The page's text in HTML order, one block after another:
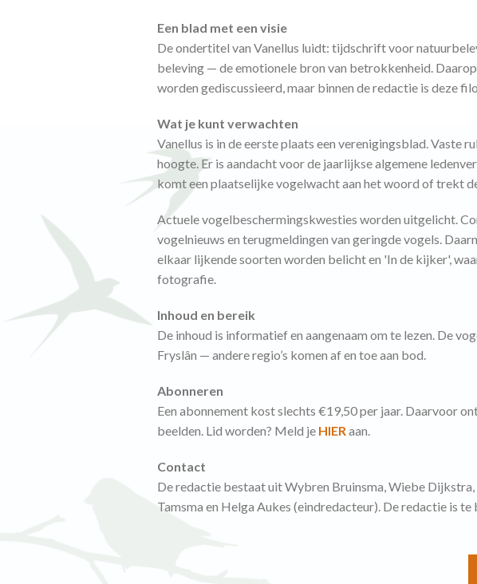
Een blad met een visie
De ondertitel van Vanellus luidt: tijdschrift voor
beleving — de emotionele bron van betrokkenheid.
worden gediscussieerd, maar binnen de redactie is deze
Wat je kunt verwachten
Vanellus is in de eerste plaats een verenigingsblad. Vaste
hoogte. Er is aandacht voor de jaarlijkse algemene
komt een plaatselijke vogelwacht aan het woord of trekt
Actuele vogelbeschermingskwesties worden uitgelicht.
vogelnieuws en terugmeldingen van geringde vogels.
elkaar lijkende soorten worden belicht en 'In de kijker',
fotografie.
Inhoud en bereik
De inhoud is informatief en aangenaam om te lezen. De
Fryslân — andere regio’s komen af en toe aan bod.
Abonneren
Een abonnement kost slechts €19,50 per jaar. Daarvoor
beelden. Lid worden? Meld je HIER aan.
Contact
De redactie bestaat uit Wybren Bruinsma, Wiebe
Tamsma en Helga Aukes (eindredacteur). De redactie is te